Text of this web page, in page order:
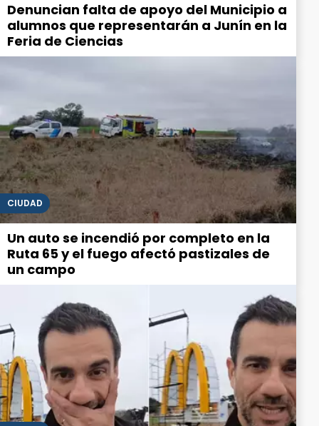
Denuncian falta de apoyo del Municipio a
alumnos que representarán a Junín en la
Feria de Ciencias
CIUDAD
Un auto se incendió por completo en la
Ruta 65 y el fuego afectó pastizales de
un campo